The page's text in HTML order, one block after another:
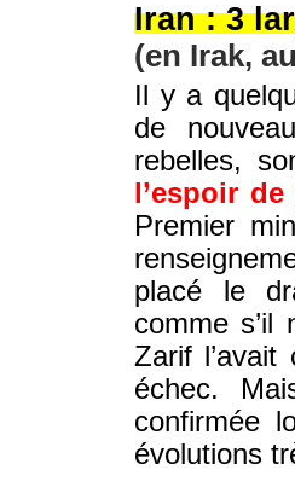
Iran : 3
(en Irak,
Il y a
de
rebelles,
l’espoir
Premier
placé le
comme s’il
Zarif
échec.
confirmée
évolutions